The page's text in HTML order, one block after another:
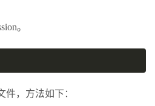
。
件，方法如下：